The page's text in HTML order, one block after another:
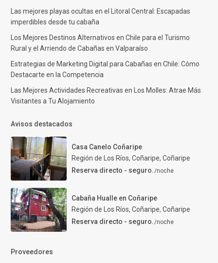
Las mejores playas ocultas en el Litoral Central: Escapadas
imperdibles desde tu cabaña
Los Mejores Destinos Alternativos en Chile para el Turismo
Rural y el Arriendo de Cabañas en Valparaíso
Estrategias de Marketing Digital para Cabañas en Chile: Cómo
Destacarte en la Competencia
Las Mejores Actividades Recreativas en Los Molles: Atrae Más
Visitantes a Tu Alojamiento
Avisos destacados
Casa Canelo Coñaripe
Región de Los Ríos, Coñaripe, Coñaripe
Reserva directo - seguro./noche
Cabaña Hualle en Coñaripe
Región de Los Ríos, Coñaripe, Coñaripe
Reserva directo - seguro./noche
Proveedores